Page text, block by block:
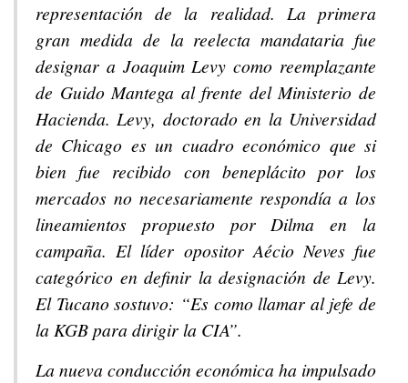
representación de la realidad. La primera
gran medida de la reelecta mandataria fue
designar a Joaquim Levy como reemplazante
de Guido Mantega al frente del Ministerio de
Hacienda. Levy, doctorado en la Universidad
de Chicago es un cuadro económico que si
bien fue recibido con beneplácito por los
mercados no necesariamente respondía a los
lineamientos propuesto por Dilma en la
campaña. El líder opositor Aécio Neves fue
categórico en definir la designación de Levy.
El Tucano sostuvo: “Es como llamar al jefe de
la KGB para dirigir la CIA”.
La nueva conducción económica ha impulsado